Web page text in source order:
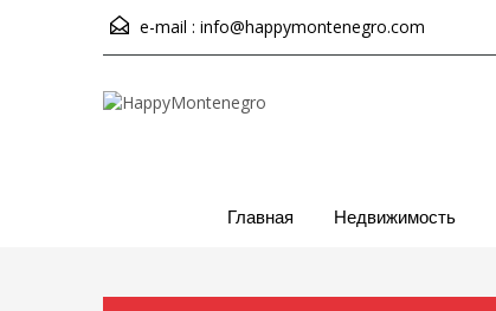
e-mail : info@happymontenegro.com
Главная Недвижимость